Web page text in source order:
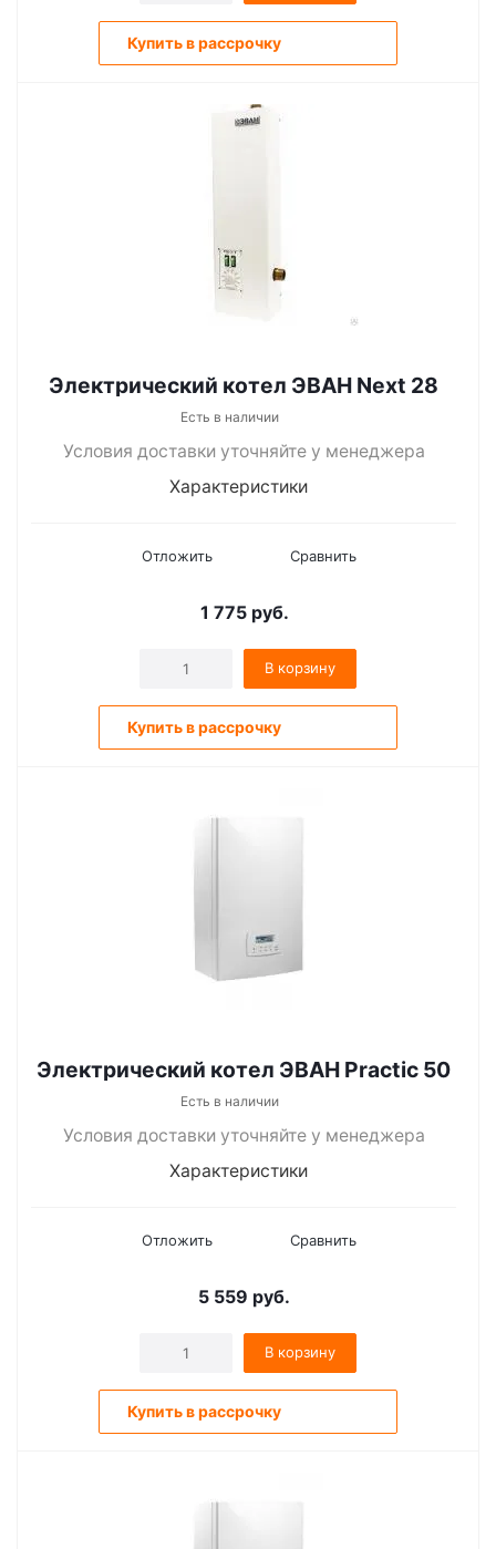
Купить в рассрочку
Электрический котел ЭВАН Next 28
Есть в наличии
Условия доставки уточняйте у менеджера
Характеристики
Отложить Сравнить
1 775руб.
В корзину
Купить в рассрочку
Электрический котел ЭВАН Practic 50
Есть в наличии
Условия доставки уточняйте у менеджера
Характеристики
Отложить Сравнить
5 559 руб.
В корзину
Купить в рассрочку